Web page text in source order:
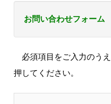
お問い合わせフォーム
必須項目をご入力のう
押してください。